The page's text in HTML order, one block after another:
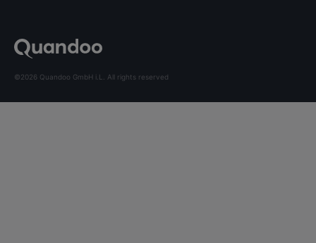
©2026 Quandoo GmbH i.L. All rights reserved